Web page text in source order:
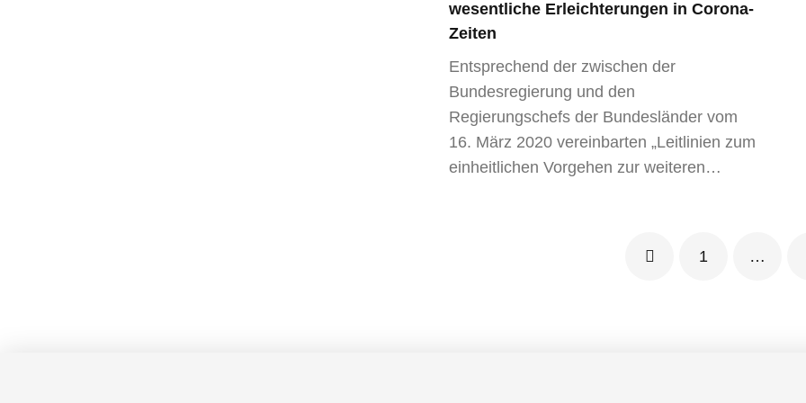
wesentliche Erleichterungen in Corona-
Zeiten
Entsprechend der zwischen der
Bundesregierung und den
Regierungschefs der Bundesländer vom
16. März 2020 vereinbarten „Leitlinien zum
einheitlichen Vorgehen zur weiteren…
Prev 1 …